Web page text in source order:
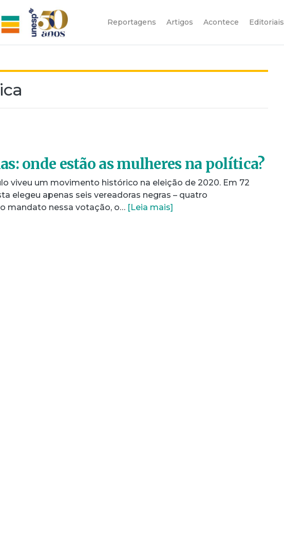
Reportagens Artigos Acontece Editoriais
onde estão as mulheres na política?
viveu um movimento histórico na eleição de 2020. Em 72
elegeu apenas seis vereadoras negras – quatro
mandato nessa votação, o… [Leia mais]